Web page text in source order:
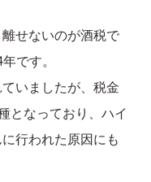
せないのが酒税で
です。
いましたが、税金
となっており、ハイ
行われた原因にも